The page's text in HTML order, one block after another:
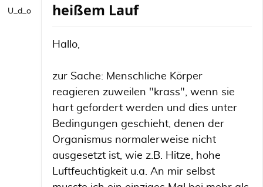
U_d_o
heißem Lauf
Hallo,
zur Sache: Menschliche Körper
reagieren zuweilen "krass", wenn sie
hart gefordert werden und dies unter
Bedingungen geschieht, denen der
Organismus normalerweise nicht
ausgesetzt ist, wie z.B. Hitze, hohe
Luftfeuchtigkeit u.a. An mir selbst